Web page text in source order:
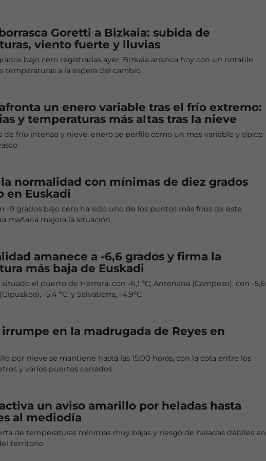
Goretti a Bizkaia: subida de
viento fuerte y lluvias
bajo cero registradas ayer, Bizkaia arranca hoy con un notable
temperaturas a la espera del cambio
un enero variable tras el frío extremo:
y temperaturas más altas tras la nieve
de frío intenso y nieve, enero se perfila como un mes variable y típico
normalidad con mínimas de diez grados
en Euskadi
-9 grados bajo cero ha sido uno de los puntos más fríos de este
mañana mejora la situación
amanece a -6,6 grados y firma la
más baja de Euskadi
situado el puerto de Herrera, con -6,1 ºC; Antoñana (Campezo), con -5,6
-5,4 ºC; y Salvatierra, -4,9ºC
irrumpe en la madrugada de Reyes en
por nieve se mantiene hasta las 15:00 horas, con la cota entre los
y varios puertos cerrados
un aviso amarillo por heladas hasta
al mediodía
de temperaturas mínimas muy bajas y riesgo de heladas débiles en
territorio